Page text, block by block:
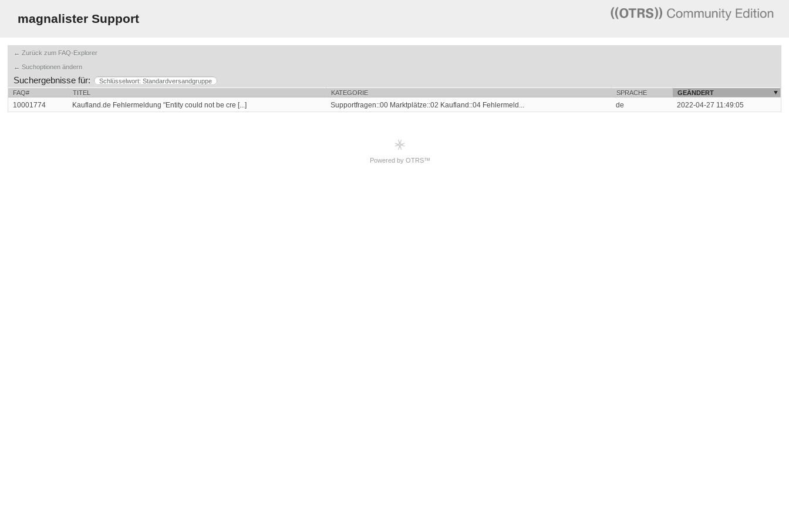
magnalister Support
← Zurück zum FAQ-Explorer
← Suchoptionen ändern
Suchergebnisse für:
Schlüsselwort: Standardversandgruppe
FAQ#
TITEL KATEGORIE SPRACHE GEÄNDERT
10001774 Kaufland.de Fehlermeldung "Entity could not be cre [...] Supportfragen::00 Marktplätze::02 Kaufland::04 Fehlermeld... de 2022-04-27 11:49:05
Powered by OTRS™